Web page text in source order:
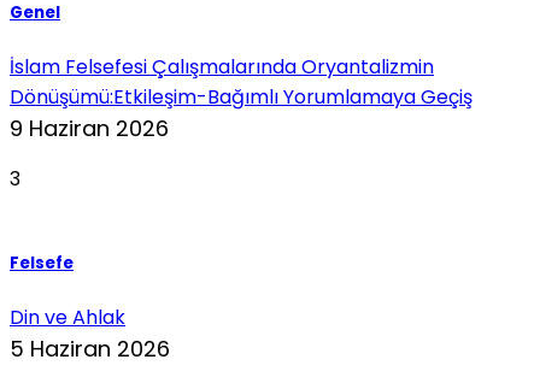
Genel
İslam Felsefesi Çalışmalarında Oryantalizmin
Dönüşümü:Etkileşim-Bağımlı Yorumlamaya Geçiş
9 Haziran 2026
3
Felsefe
Din ve Ahlak
5 Haziran 2026